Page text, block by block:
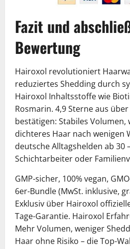
Fazit und
Bewertung
Hairoxol revolutioniert
reduziertes Shedding durch
Hairoxol Inhaltsstoffe wie
Rosmarin. 4,9 Sterne aus
bestätigen: Stabiles Volumen,
dichteres Haar nach wenigen
deutsche Alltagshelden ab 30
Schichtarbeiter oder
GMP-sicher, 100% vegan,
6er-Bundle (MwSt. inklusive,
Exklusiv über Hairoxol
Tage-Garantie. Hairoxol
Mehr Volumen, weniger
Haar ohne Risiko – die Top-